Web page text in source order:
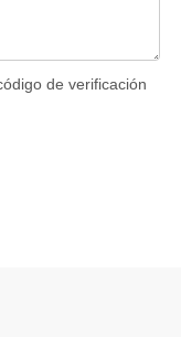
de gran